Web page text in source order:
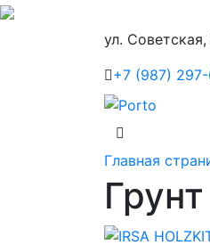
ул.
+7 (987)
Главная